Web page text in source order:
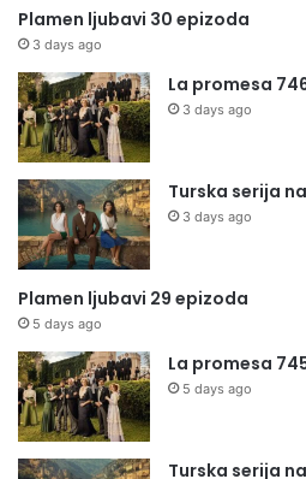
Plamen ljubavi 30 epizoda
3 days ago
La promesa
3 days ago
Turska serija
3 days ago
Plamen ljubavi 29 epizoda
5 days ago
La promesa
5 days ago
Turska serija